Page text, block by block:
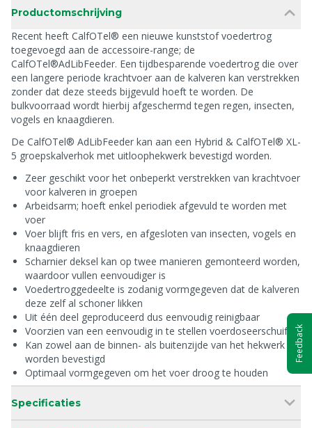
Productomschrijving
Recent heeft CalfOTel® een nieuwe kunststof voedertrog
toegevoegd aan de accessoire-range; de
CalfOTel®AdLibFeeder. Een tijdbesparende voedertrog die over
een langere periode krachtvoer aan de kalveren kan verstrekken
zonder dat deze steeds bijgevuld hoeft te worden. De
bulkvoorraad wordt hierbij afgeschermd tegen regen, insecten,
vogels en knaagdieren.
De CalfOTel® AdLibFeeder kan aan een Hybrid & CalfOTel® XL-
5 groepskalverhok met uitloophekwerk bevestigd worden.
Zeer geschikt voor het onbeperkt verstrekken van krachtvoer
voor kalveren in groepen
Arbeidsarm; hoeft enkel periodiek afgevuld te worden met
voer
Voer blijft fris en vers, en afgesloten van insecten, vogels en
knaagdieren
Scharnier deksel kan op twee manieren gemonteerd worden,
waardoor vullen eenvoudiger is
Voedertroggedeelte is zodanig vormgegeven dat de kalveren
deze zelf al schoner likken
Uit één deel geproduceerd dus eenvoudig reinigbaar
Voorzien van een eenvoudig in te stellen voerdoseerschuif
Kan zowel aan de binnen- als buitenzijde van het hekwerk
worden bevestigd
Optimaal vormgegeven om het voer droog te houden
Specificaties
Feedback